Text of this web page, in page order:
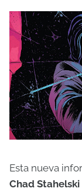
Esta nueva
Chad Stahelski